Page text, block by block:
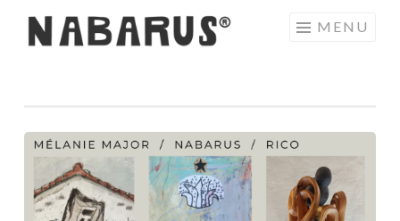
Aller
au
MENU